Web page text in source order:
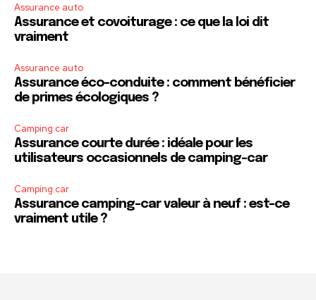
Assurance auto
Assurance et covoiturage : ce que la loi dit
vraiment
Assurance auto
Assurance éco-conduite : comment bénéficier
de primes écologiques ?
Camping car
Assurance courte durée : idéale pour les
utilisateurs occasionnels de camping-car
Camping car
Assurance camping-car valeur à neuf : est-ce
vraiment utile ?